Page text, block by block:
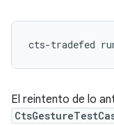
cts-tradefed
El reintento de lo